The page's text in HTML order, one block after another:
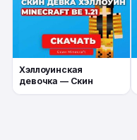
Хэллоуинская
девочка — Скин